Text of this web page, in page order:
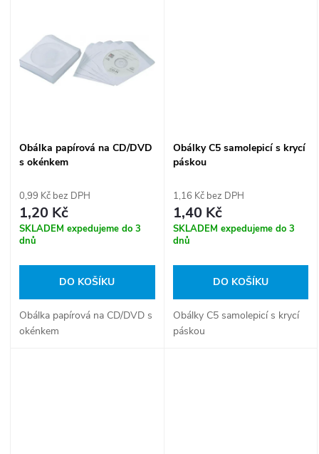
ů
ů
Obálka papírová na CD/DVD
s okénkem
0,99 Kč bez DPH
1,20 Kč
SKLADEM expedujeme do 3
dnů
DO KOŠÍKU
Obálka papírová na CD/DVD s
okénkem
Obálky C5 samolepicí s krycí
páskou
1,16 Kč bez DPH
1,40 Kč
SKLADEM expedujeme do 3
dnů
DO KOŠÍKU
Obálky C5 samolepicí s krycí
páskou